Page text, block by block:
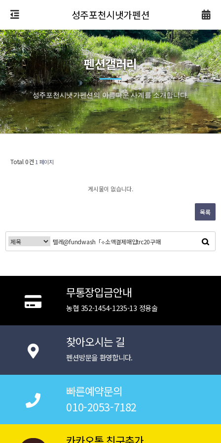
성주포천시냇가펜션
펜션갤러리
성주포천시냇가펜션의 아름다운 사계를 소개합니다.
Total 0건 1 페이지
게시물이 없습니다.
목록
무통장입금안내
농협 352-1454-1235-13 정용술
찾아오시는 길
펜션방문을 환영합니다.
빠른예약문의
010-2053-7182